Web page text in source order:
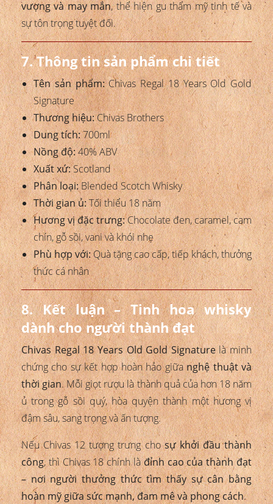
vượng và may mắn, thể hiện gu thẩm mỹ tinh tế và
sự tôn trọng tuyệt đối.
7. Thông tin sản phẩm chi tiết
Tên sản phẩm:Chivas Regal 18 Years Old Gold
Signature
Thương hiệu:Chivas Brothers
Dung tích:700ml
Nồng độ:40% ABV
Xuất xứ:Scotland
Phân loại:Blended Scotch Whisky
Thời gian ủ:Tối thiểu 18 năm
Hương vị đặc trưng:Chocolate đen, caramel, cam
chín, gỗ sồi, vani và khói nhẹ
Phù hợp với:Quà tặng cao cấp, tiếp khách, thưởng
thức cá nhân
8. Kết luận – Tinh hoa whisky
dành cho người thành đạt
Chivas Regal 18 Years Old Gold Signaturelà minh
chứng cho sự kết hợp hoàn hảo giữanghệ thuật và
thời gian. Mỗi giọt rượu là thành quả của hơn 18 năm
ủ trong gỗ sồi quý, hòa quyện thành một hương vị
đậm sâu, sang trọng và ấn tượng.
Nếu Chivas 12 tượng trưng chosự khởi đầu thành
công, thì Chivas 18 chính làđỉnh cao của thành đạt
– nơi người thưởng thức tìm thấy sự cân bằng
hoàn mỹ giữa sức mạnh, đam mê và phong cách.